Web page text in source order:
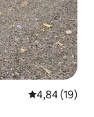
4,84 (19)